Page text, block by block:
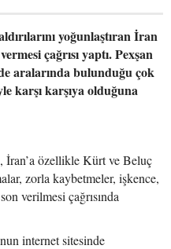
yoğunlaştıran İran
çağrısı yaptı. Pexşan
aralarında bulunduğu çok
karşı karşıya olduğuna
özellikle Kürt ve Beluç
zorla kaybetmeler, işkence,
verilmesi çağrısında
internet sitesinde